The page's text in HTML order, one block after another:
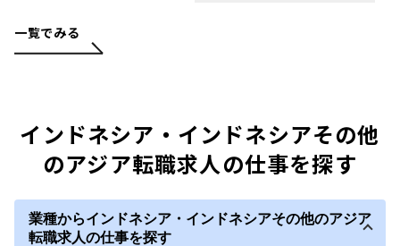
一覧でみる
インドネシア・インドネシアその他
のアジア転職求人の仕事を探す
業種からインドネシア・インドネシアその他のアジア
転職求人の仕事を探す